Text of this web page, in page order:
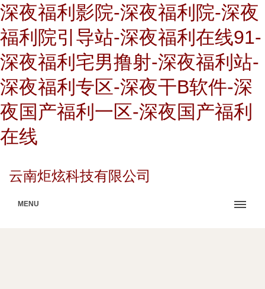
深夜福利影院-深夜福利院-深夜
福利院引导站-深夜福利在线91-
深夜福利宅男撸射-深夜福利站-
深夜福利专区-深夜干B软件-深
夜国产福利一区-深夜国产福利
在线
云南炬炫科技有限公司
MENU